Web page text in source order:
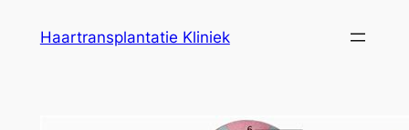
Haartransplantatie Kliniek